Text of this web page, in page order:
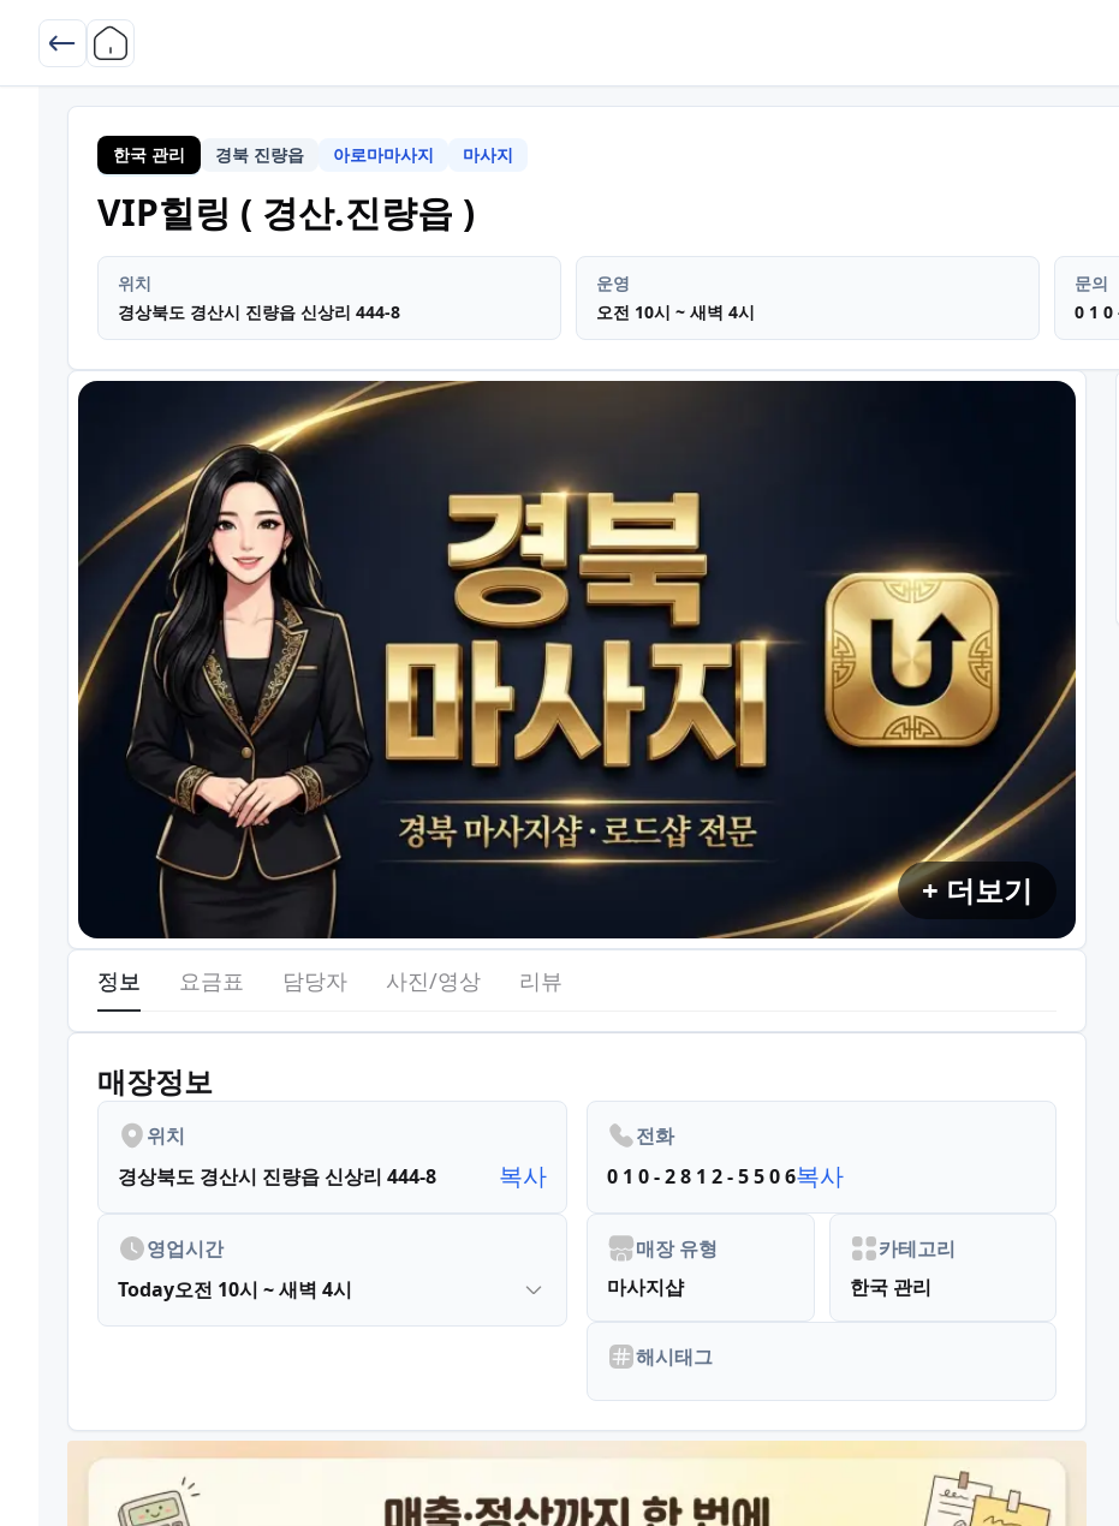
한국 관리 경북 진량읍 아로마마사지 마사지
VIP힐링 ( 경산.진량읍 )
위치
경상북도 경산시 진량읍 신상리 444-8
운영
오전 10시 ~ 새벽 4시
문의
0 1 0
+ 더보기
정보 요금표 담당자 사진/영상 리뷰
매장정보
위치
경상북도 경산시 진량읍 신상리 444-8
복사
영업시간
Today오전 10시 ~ 새벽 4시
전화
0 1 0 - 2 8 1 2 - 5 5 0 6복사
매장 유형
마사지샵
카테고리
한국 관리
해시태그